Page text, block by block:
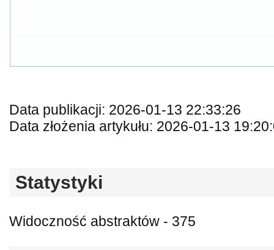
Data publikacji: 2026-01-13 22:33:26
Data złożenia artykułu: 2026-01-13
Statystyki
Widoczność abstraktów - 375